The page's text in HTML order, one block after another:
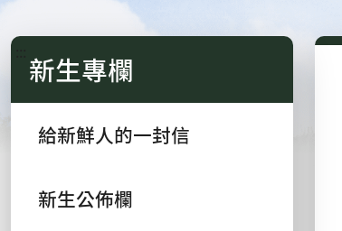
新生專欄
給新鮮人的一封信
新生公佈欄